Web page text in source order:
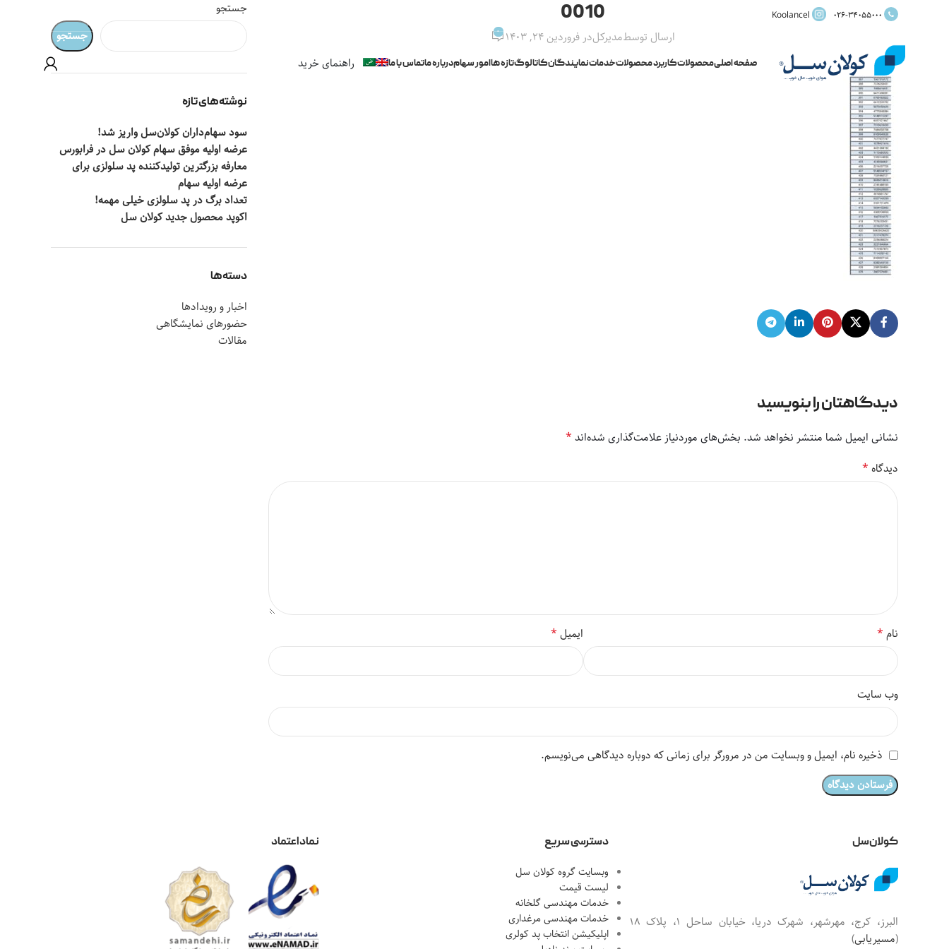
صفحه اصلیمحصولاتکاربرد محصولاتخدماتنمایندگانکاتالوگتازه هاامور سهامدرباره ماتماس با ما راهنمای خرید
0010
ارسال توسطمدیرکلدر فروردین ۲۴, ۱۴۰۳ 0
دیدگاهتان را بنویسید
نشانی ایمیل شما منتشر نخواهد شد. بخش‌های موردنیاز علامت‌گذاری شده‌اند*
دیدگاه*
نام* ایمیل*
وب‌ سایت
ذخیره نام، ایمیل و وبسایت من در مرورگر برای زمانی که دوباره دیدگاهی می‌نویسم.
جستجو
جستجو
نوشته‌های تازه
سود سهام‌داران کولان‌سل واریز شد!
عرضه اولیه موفق سهام کولان سل در فرابورس
معارفه بزرگترین تولیدکننده پد سلولزی برای
عرضه اولیه سهام
تعداد برگ در پد سلولزی خیلی مهمه!
اکوپد محصول جدید کولان‌ سل
دسته‌ها
اخبار و رویدادها
حضورهای نمایشگاهی
مقالات
کولان‌سل
البرز، کرج، مهرشهر، شهرک دریا، خیابان ساحل 1، پلاک 18
(مسیریابی)
دسترسی سریع
وبسایت گروه کولان سل
لیست قیمت
خدمات مهندسی گلخانه
خدمات مهندسی مرغداری
اپلیکیشن انتخاب پد کولری
نماد اعتماد